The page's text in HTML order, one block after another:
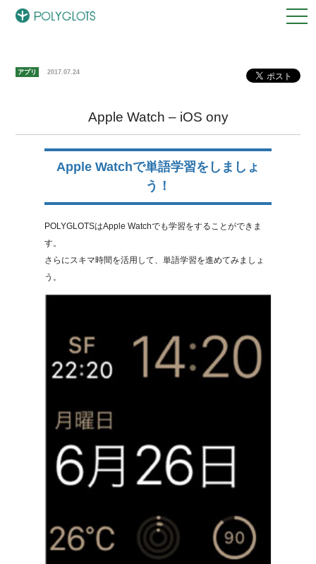
アプリ 2017.07.24
Apple Watch – iOS ony
Apple Watchで単語学習をしましょ
う！
POLYGLOTSはApple Watchでも学習をすることができま
す。
さらにスキマ時間を活用して、単語学習を進めてみましょ
う。